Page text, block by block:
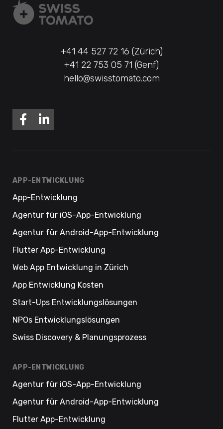
+41 44 527 72 16 (Zürich)
+41 22 753 05 71 (Genf)
hello@swisstomato.com
APP-ENTWICKLUNG
App-Entwicklung
Agentur für iOS-App-Entwicklung
Agentur für Android-App-Entwicklung
Flutter App-Entwicklung
Web App Entwicklung in Zürich
App Entwicklung Kosten
Start-Ups Entwicklungslösungen
NPOs Entwicklungslösungen
Swiss Discovery & Planungsprozess
APP-ENTWICKLUNG
Agentur für iOS-App-Entwicklung
Agentur für Android-App-Entwicklung
Flutter App-Entwicklung